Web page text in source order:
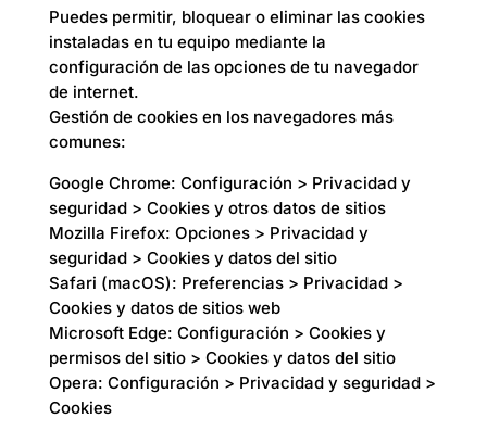
Puedes permitir, bloquear o eliminar las cookies
instaladas en tu equipo mediante la
configuración de las opciones de tu navegador
de internet.
Gestión de cookies en los navegadores más
comunes:
Google Chrome: Configuración > Privacidad y
seguridad > Cookies y otros datos de sitios
Mozilla Firefox: Opciones > Privacidad y
seguridad > Cookies y datos del sitio
Safari (macOS): Preferencias > Privacidad >
Cookies y datos de sitios web
Microsoft Edge: Configuración > Cookies y
permisos del sitio > Cookies y datos del sitio
Opera: Configuración > Privacidad y seguridad >
Cookies